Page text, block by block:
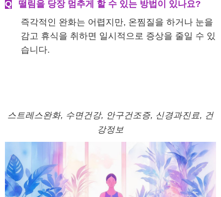
Q
떨림을 당장 멈추게 할 수 있는 방법이 있나요?
즉각적인 완화는 어렵지만, 온찜질을 하거나 눈을
감고 휴식을 취하면 일시적으로 증상을 줄일 수 있
습니다.
스트레스완화, 수면건강, 안구건조증, 신경과진료, 건
강정보